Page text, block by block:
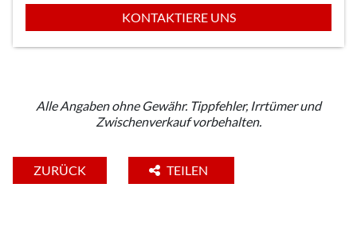
KONTAKTIERE UNS
Alle Angaben ohne Gewähr. Tippfehler, Irrtümer und
Zwischenverkauf vorbehalten.
ZURÜCK TEILEN